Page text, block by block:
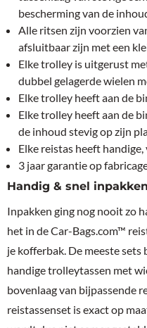
bescherming van de
Alle ritsen zijn voorzien
afsluitbaar zijn met een
Elke trolley is uitgerust
dubbel gelagerde wielen
Elke trolley heeft aan de
Elke trolley heeft aan de
de inhoud stevig op zijn
Elke reistas heeft
3 jaar garantie op
Handig & snel inpakken
Inpakken ging nog nooit zo
het in de Car-Bags.com™
je kofferbak. De meeste
handige trolleytassen met
bovenlaag van bijpassende
reistassenset is exact op